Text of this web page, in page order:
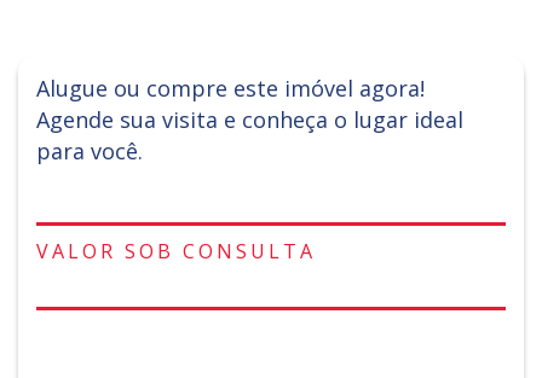
Alugue ou compre este imóvel agora!
Agende sua visita e conheça o lugar ideal
para você.
VALOR SOB CONSULTA